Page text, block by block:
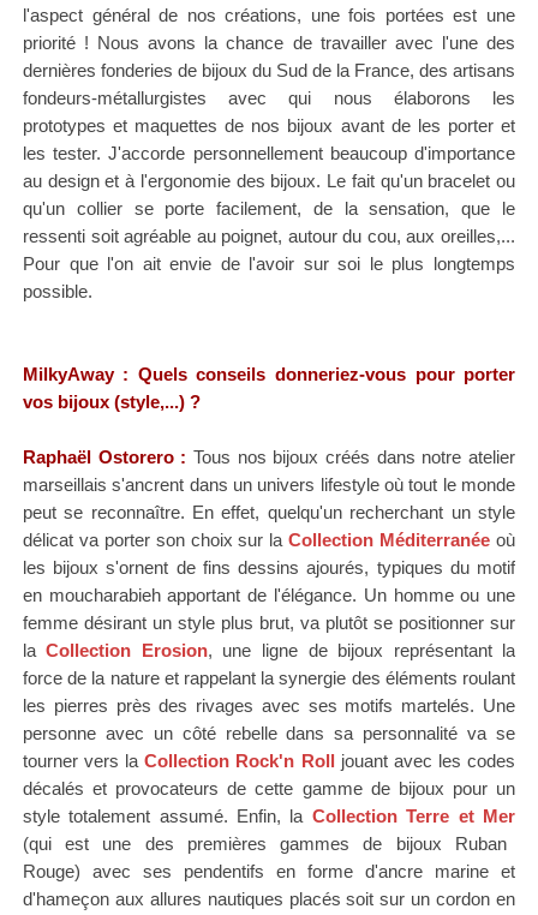
l'aspect général de nos créations, une fois portées est une
priorité ! Nous avons la chance de travailler avec l'une des
dernières fonderies de bijoux du Sud de la France, des artisans
fondeurs-métallurgistes avec qui nous élaborons les
prototypes et maquettes de nos bijoux avant de les porter et
les tester. J'accorde personnellement beaucoup d'importance
au design et à l'ergonomie des bijoux. Le fait qu'un bracelet ou
qu'un collier se porte facilement, de la sensation, que le
ressenti soit agréable au poignet, autour du cou, aux oreilles,...
Pour que l'on ait envie de l'avoir sur soi le plus longtemps
possible.
MilkyAway : Quels conseils donneriez-vous pour porter
vos bijoux (style,...)?
Raphaël Ostorero: Tous nos bijoux créés dans notre atelier
marseillais s'ancrent dans un univers lifestyle où tout le monde
peut se reconnaître. En effet, quelqu'un recherchant un style
délicat va porter son choix sur laCollection Méditerranée où
les bijoux s'ornent de fins dessins ajourés, typiques du motif
en moucharabieh apportant de l'élégance. Un homme ou une
femme désirant un style plus brut, va plutôt se positionner sur
laCollection Erosion, une ligne de bijoux représentant la
force de la nature et rappelant la synergie des éléments roulant
les pierres près des rivages avec ses motifs martelés. Une
personne avec un côté rebelle dans sa personnalité va se
tourner vers laCollection Rock'n Roll jouant avec les codes
décalés et provocateurs de cette gamme de bijoux pour un
style totalement assumé. Enfin, la Collection Terre et Mer
(qui est une des premières gammes de bijoux Ruban
Rouge) avec ses pendentifs en forme d'ancre marine et
d'hameçon aux allures nautiques placés soit sur un cordon en